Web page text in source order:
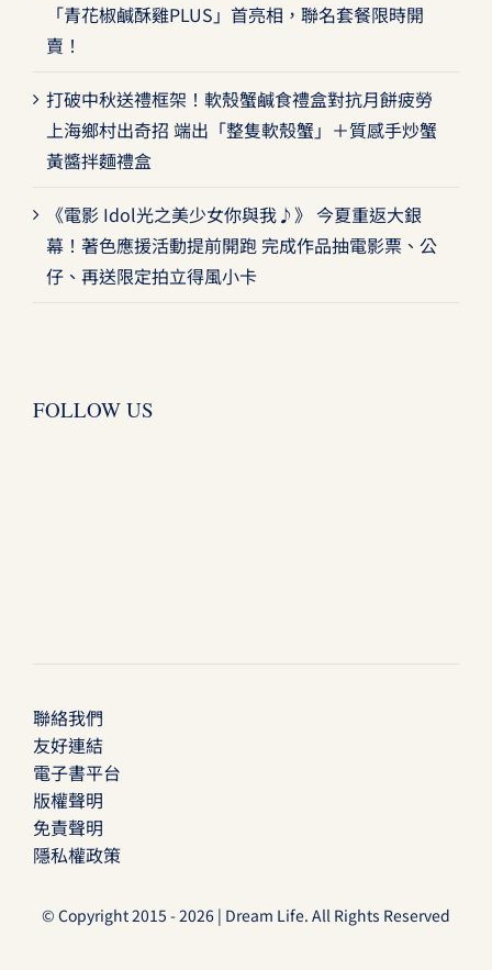
「青花椒鹹酥雞PLUS」首亮相，聯名套餐限時開
賣！
打破中秋送禮框架！軟殼蟹鹹食禮盒對抗月餅疲勞
上海鄉村出奇招 端出「整隻軟殼蟹」＋質感手炒蟹
黃醬拌麵禮盒
《電影 Idol光之美少女你與我♪》 今夏重返大銀
幕！著色應援活動提前開跑 完成作品抽電影票、公
仔、再送限定拍立得風小卡
FOLLOW US
聯絡我們
友好連結
電子書平台
版權聲明
免責聲明
隱私權政策
© Copyright 2015 - 2026 | Dream Life. All Rights Reserved